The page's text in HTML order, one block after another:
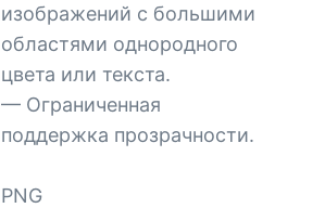
изображений с большими
областями однородного
цвета или текста.
— Ограниченная
поддержка прозрачности.
PNG